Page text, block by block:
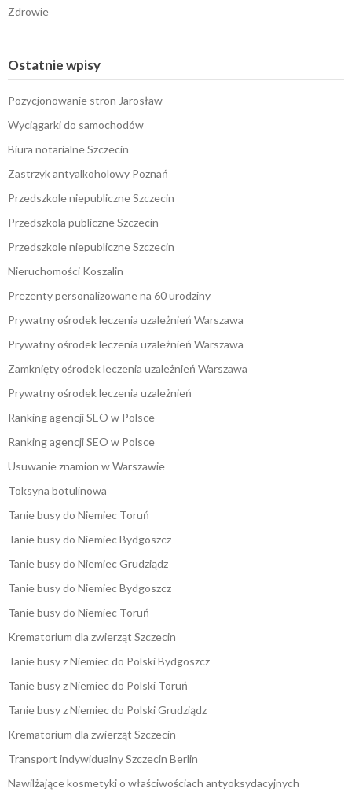
Zdrowie
Ostatnie wpisy
Pozycjonowanie stron Jarosław
Wyciągarki do samochodów
Biura notarialne Szczecin
Zastrzyk antyalkoholowy Poznań
Przedszkole niepubliczne Szczecin
Przedszkola publiczne Szczecin
Przedszkole niepubliczne Szczecin
Nieruchomości Koszalin
Prezenty personalizowane na 60 urodziny
Prywatny ośrodek leczenia uzależnień Warszawa
Prywatny ośrodek leczenia uzależnień Warszawa
Zamknięty ośrodek leczenia uzależnień Warszawa
Prywatny ośrodek leczenia uzależnień
Ranking agencji SEO w Polsce
Ranking agencji SEO w Polsce
Usuwanie znamion w Warszawie
Toksyna botulinowa
Tanie busy do Niemiec Toruń
Tanie busy do Niemiec Bydgoszcz
Tanie busy do Niemiec Grudziądz
Tanie busy do Niemiec Bydgoszcz
Tanie busy do Niemiec Toruń
Krematorium dla zwierząt Szczecin
Tanie busy z Niemiec do Polski Bydgoszcz
Tanie busy z Niemiec do Polski Toruń
Tanie busy z Niemiec do Polski Grudziądz
Krematorium dla zwierząt Szczecin
Transport indywidualny Szczecin Berlin
Nawilżające kosmetyki o właściwościach antyoksydacyjnych